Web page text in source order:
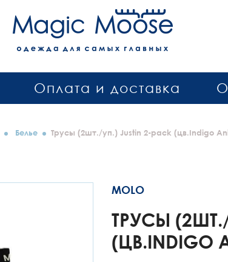
Оплата и доставка
Белье Трусы (2шт./уп.) Justin 2-pack (цв.Indigo
MOLO
ТРУСЫ (2ШТ./
(ЦВ.INDIGO